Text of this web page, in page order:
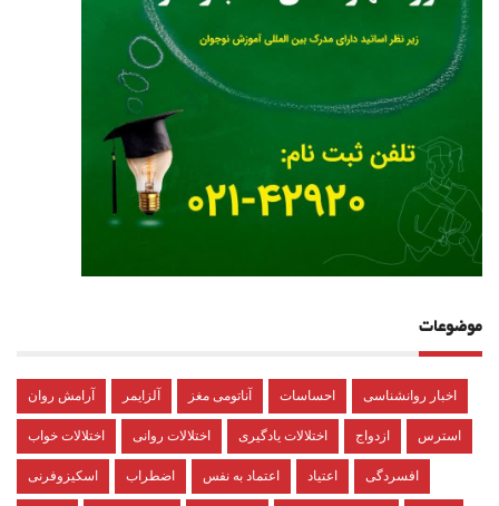
موضوعات
آرامش روان آلزایمر آناتومی مغز احساسات اخبار روانشناسی
اختلالات خواب اختلالات روانی اختلالات یادگیری ازدواج استرس
اسکیزوفرنی اضطراب اعتماد به نفس اعتیاد افسردگی